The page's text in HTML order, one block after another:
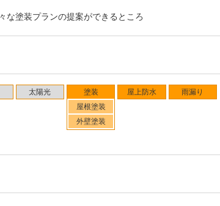
な塗装プランの提案ができるところ
太陽光
塗装
屋根塗装
外壁塗装
屋上防水 雨漏り